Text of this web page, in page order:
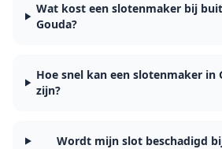
Wat kost een slotenmaker bij
Gouda?
Hoe snel kan een slotenmaker in
zijn?
Wordt mijn slot beschadigd